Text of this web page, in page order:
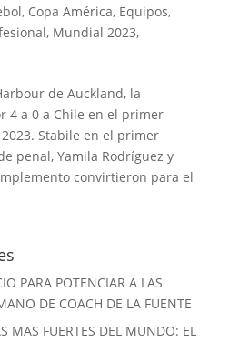
, Copa América, Equipos,
, Mundial 2023,
de Auckland, la
4 a 0 a Chile en el primer
Stabile en el primer
penal, Yamila Rodríguez y
convirtieron para el
PARA POTENCIAR A LAS
DE COACH DE LA FUENTE
MAS FUERTES DEL MUNDO: EL